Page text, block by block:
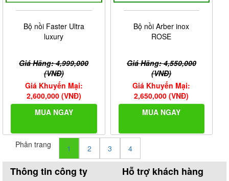
Bộ nồi Faster Ultra
luxury
Giá Hãng: 4,999,000
(VNĐ)
Giá Khuyến Mại:
2,600,000 (VNĐ)
MUA NGAY
Bộ nồi Arber inox
ROSE
Giá Hãng: 4,550,000
(VNĐ)
Giá Khuyến Mại:
2,650,000 (VNĐ)
MUA NGAY
Phân trang 1 2 3 4
Thông tin công ty Hỗ trợ khách hàng